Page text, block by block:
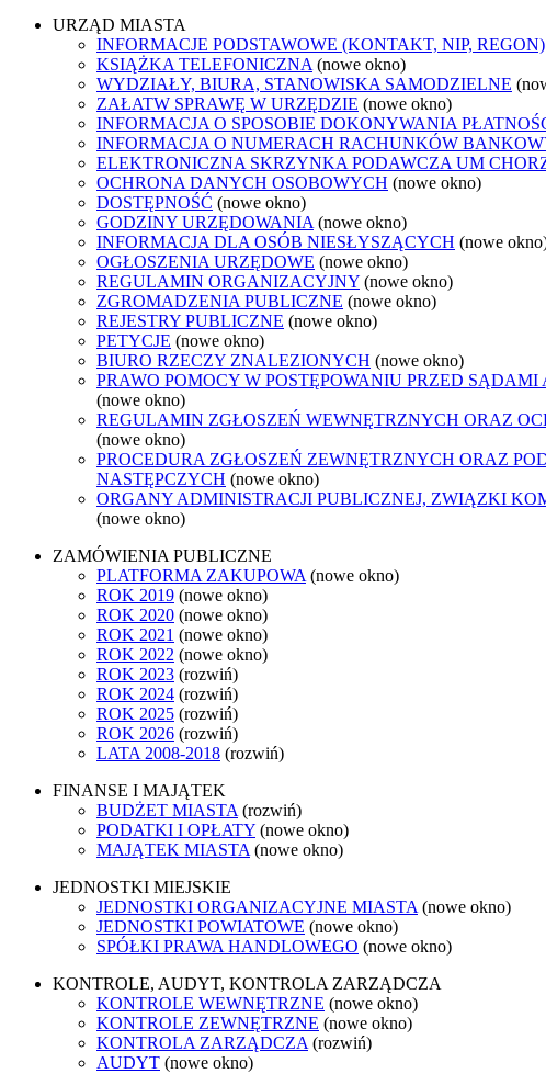
URZĄD MIASTA
INFORMACJE PODSTAWOWE (KONTAKT, NIP, REGON)
KSIĄŻKA TELEFONICZNA (nowe okno)
WYDZIAŁY, BIURA, STANOWISKA SAMODZIELNE
ZAŁATW SPRAWĘ W URZĘDZIE (nowe okno)
INFORMACJA O SPOSOBIE DOKONYWANIA
INFORMACJA O NUMERACH RACHUNKÓW
ELEKTRONICZNA SKRZYNKA PODAWCZA UM
OCHRONA DANYCH OSOBOWYCH (nowe okno)
DOSTĘPNOŚĆ (nowe okno)
GODZINY URZĘDOWANIA (nowe okno)
INFORMACJA DLA OSÓB NIESŁYSZĄCYCH (nowe
OGŁOSZENIA URZĘDOWE (nowe okno)
REGULAMIN ORGANIZACYJNY (nowe okno)
ZGROMADZENIA PUBLICZNE (nowe okno)
REJESTRY PUBLICZNE (nowe okno)
PETYCJE (nowe okno)
BIURO RZECZY ZNALEZIONYCH (nowe okno)
PRAWO POMOCY W POSTĘPOWANIU PRZED
(nowe okno)
REGULAMIN ZGŁOSZEŃ WEWNĘTRZNYCH ORAZ
(nowe okno)
PROCEDURA ZGŁOSZEŃ ZEWNĘTRZNYCH ORAZ
NASTĘPCZYCH (nowe okno)
ORGANY ADMINISTRACJI PUBLICZNEJ, ZWIĄZKI
(nowe okno)
ZAMÓWIENIA PUBLICZNE
PLATFORMA ZAKUPOWA (nowe okno)
ROK 2019 (nowe okno)
ROK 2020 (nowe okno)
ROK 2021 (nowe okno)
ROK 2022 (nowe okno)
ROK 2023 (rozwiń)
ROK 2024 (rozwiń)
ROK 2025 (rozwiń)
ROK 2026 (rozwiń)
LATA 2008-2018 (rozwiń)
FINANSE I MAJĄTEK
BUDŻET MIASTA (rozwiń)
PODATKI I OPŁATY (nowe okno)
MAJĄTEK MIASTA (nowe okno)
JEDNOSTKI MIEJSKIE
JEDNOSTKI ORGANIZACYJNE MIASTA (nowe okno)
JEDNOSTKI POWIATOWE (nowe okno)
SPÓŁKI PRAWA HANDLOWEGO (nowe okno)
KONTROLE, AUDYT, KONTROLA ZARZĄDCZA
KONTROLE WEWNĘTRZNE (nowe okno)
KONTROLE ZEWNĘTRZNE (nowe okno)
KONTROLA ZARZĄDCZA (rozwiń)
AUDYT (nowe okno)